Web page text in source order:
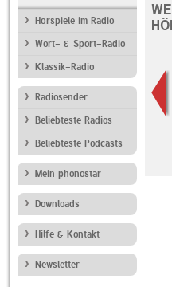
Hörspiele im Radio
Wort- & Sport-Radio
Klassik-Radio
Radiosender
Beliebteste Radios
Beliebteste Podcasts
Mein phonostar
Downloads
Hilfe & Kontakt
Newsletter
MDR JUMP